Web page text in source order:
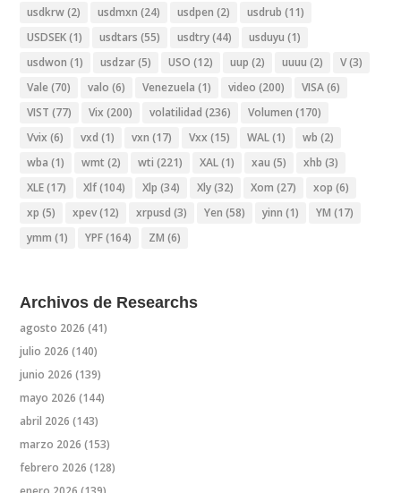
usdkrw(2) usdmxn (24) usdpen (2) usdrub (11)
USDSEK(1) usdtars (55) usdtry(44) usduyu (1)
usdwon (1) usdzar(5) USO (12) uup (2) uuuu (2) V(3)
Vale (70) valo (6) Venezuela (1) video (200) VISA(6)
VIST (77) Vix (200) volatilidad (236) Volumen (170)
Vvix (6) vxd (1) vxn (17) Vxx (15) WAL(1) wb (2)
wba (1) wmt (2) wti (221) XAL(1) xau (5) xhb (3)
XLE(17) Xlf(104) Xlp (34) Xly(32) Xom (27) xop (6)
xp (5) xpev(12) xrpusd (3) Yen (58) yinn (1) YM (17)
ymm (1) YPF(164) ZM (6)
Archivos de Researchs
agosto 2026 (41)
julio 2026 (140)
junio 2026 (139)
mayo 2026 (144)
abril 2026 (143)
marzo 2026 (153)
febrero 2026 (128)